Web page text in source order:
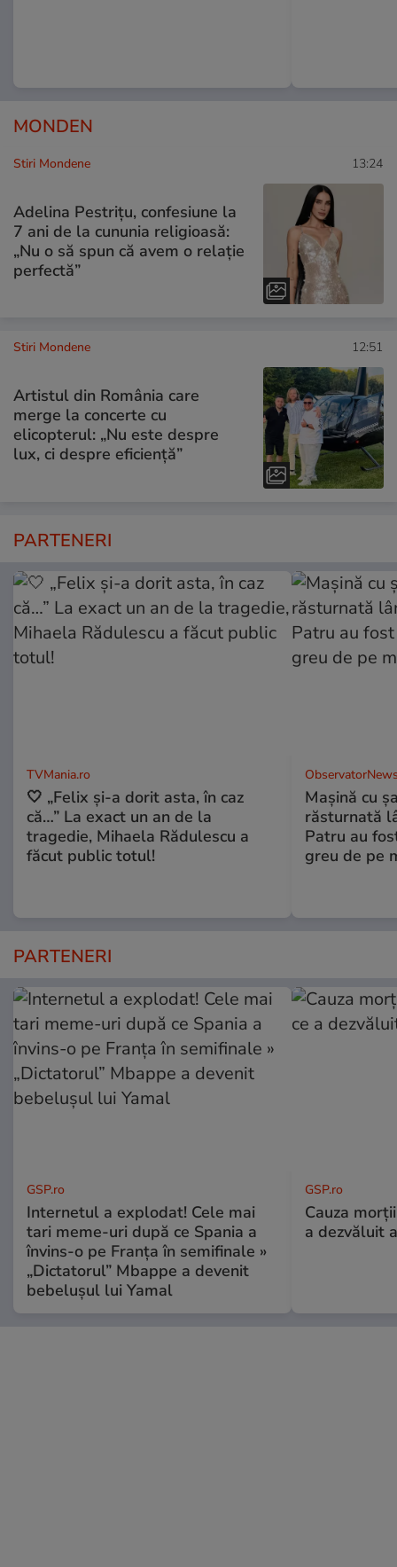
MONDEN
Stiri Mondene 13:24
Adelina Pestrițu, confesiune la
7 ani de la cununia religioasă:
„Nu o să spun că avem o relație
perfectă”
Stiri Mondene 12:51
Artistul din România care
merge la concerte cu
elicopterul: „Nu este despre
lux, ci despre eficiență”
PARTENERI
TVMania.ro
🤍 „Felix și-a dorit asta, în caz
că…” La exact un an de la
tragedie, Mihaela Rădulescu a
făcut public totul!
Maşină cu
răsturnată
Patru au
greu de pe
PARTENERI
GSP.ro
Internetul a explodat! Cele mai
tari meme-uri după ce Spania a
învins-o pe Franța în semifinale »
„Dictatorul” Mbappe a devenit
bebelușul lui Yamal
GSP.ro
Cauza
a dezvăluit